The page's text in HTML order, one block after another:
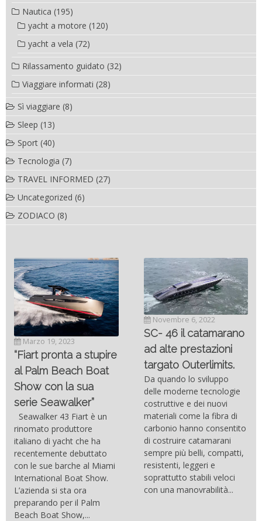
Nautica (195)
yacht a motore (120)
yacht a vela (72)
Rilassamento guidato (32)
Viaggiare informati (28)
Sì viaggiare (8)
Sleep (13)
Sport (40)
Tecnologia (7)
TRAVEL INFORMED (27)
Uncategorized (6)
ZODIACO (8)
Marzo 19, 2023
“Fiart pronta a stupire
al Palm Beach Boat
Show con la sua
serie Seawalker”
Seawalker 43 Fiart è un
rinomato produttore
italiano di yacht che ha
recentemente debuttato
con le sue barche al Miami
International Boat Show.
L’azienda si sta ora
preparando per il Palm
Beach Boat Show,...
Novembre 6, 2022
SC- 46 il catamarano
ad alte prestazioni
targato Outerlimits.
Da quando lo sviluppo
delle moderne tecnologie
costruttive e dei nuovi
materiali come la fibra di
carbonio hanno consentito
di costruire catamarani
sempre più belli, compatti,
resistenti, leggeri e
soprattutto stabili veloci
con una manovrabilità...